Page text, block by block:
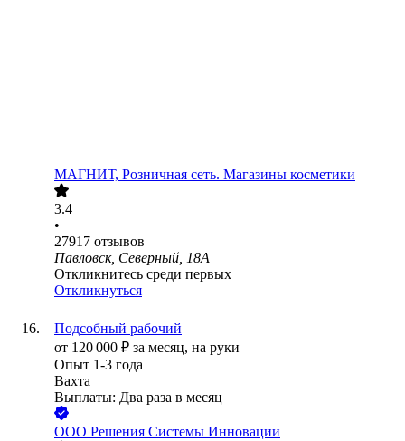
МАГНИТ, Розничная сеть. Магазины косметики
3.4
•
27917 отзывов
Павловск, Северный, 18А
Откликнитесь среди первых
Откликнуться
Подсобный рабочий
от 120 000 ₽ за месяц, на руки
Опыт 1-3 года
Вахта
Выплаты: Два раза в месяц
ООО Решения Системы Инновации